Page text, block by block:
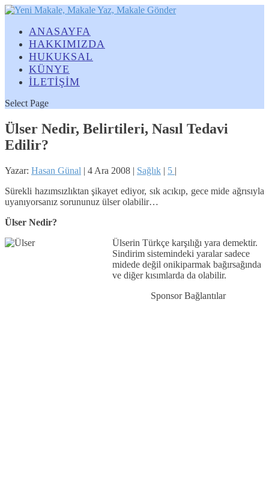
ANASAYFA
HAKKIMIZDA
HUKUKSAL
KÜNYE
İLETİŞİM
Select Page
Ülser Nedir, Belirtileri, Nasıl Tedavi
Edilir?
Yazar: Hasan Günal | 4 Ara 2008 | Sağlık | 5 |
Sürekli hazımsızlıktan şikayet ediyor, sık acıkıp, gece mide ağrısıyla
uyanıyorsanız sorununuz ülser olabilir…
Ülser Nedir?
Ülserin Türkçe karşılığı yara demektir.
Sindirim sistemindeki yaralar sadece
midede değil onikiparmak bağırsağında
ve diğer kısımlarda da olabilir.
Sponsor Bağlantılar